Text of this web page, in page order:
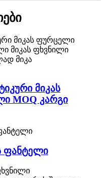
მიკას
MOQ კარგი
ფანტელი